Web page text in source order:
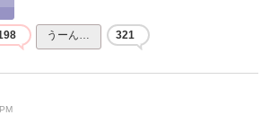
うーん… 321